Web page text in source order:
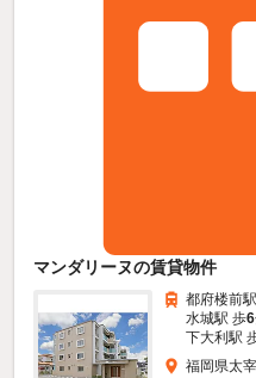
マンダリーヌの賃貸物件
都府楼前
水城駅 歩6
下大利駅
福岡県太